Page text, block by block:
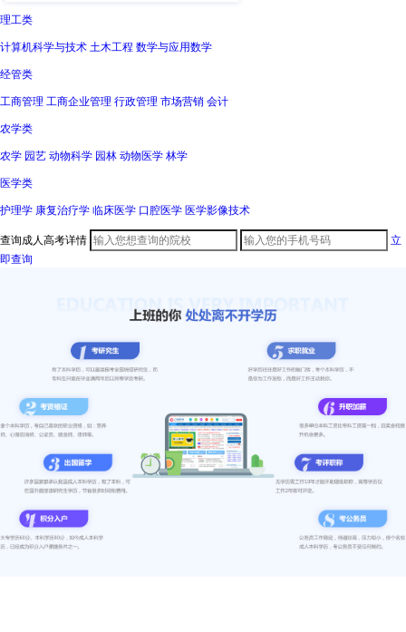
理工类
计算机科学与技术 土木工程 数学与应用数学
经管类
工商管理 工商企业管理 行政管理 市场营销 会计
农学类
农学 园艺 动物科学 园林 动物医学 林学
医学类
护理学 康复治疗学 临床医学 口腔医学 医学影像技术
查询成人高考详情
立
即查询